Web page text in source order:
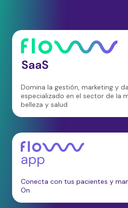
Domina la gestión, marketing y
especializado en el sector de la
belleza y salud
Conecta con tus pacientes y
On